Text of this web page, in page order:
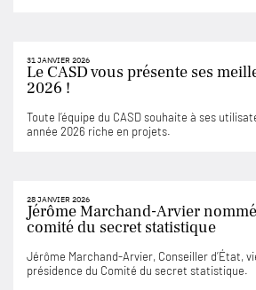
31 JANVIER 2026
Le CASD vous présente ses
2026 !
Toute l’équipe du CASD souhaite à ses
année 2026 riche en projets.
28 JANVIER 2026
Jérôme Marchand-Arvier
comité du secret statistique
Jérôme Marchand-Arvier, Conseiller d’État,
présidence du Comité du secret statistique.